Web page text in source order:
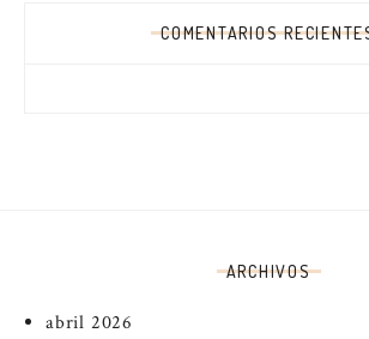
COMENTARIOS
ARCHIVOS
abril 2026